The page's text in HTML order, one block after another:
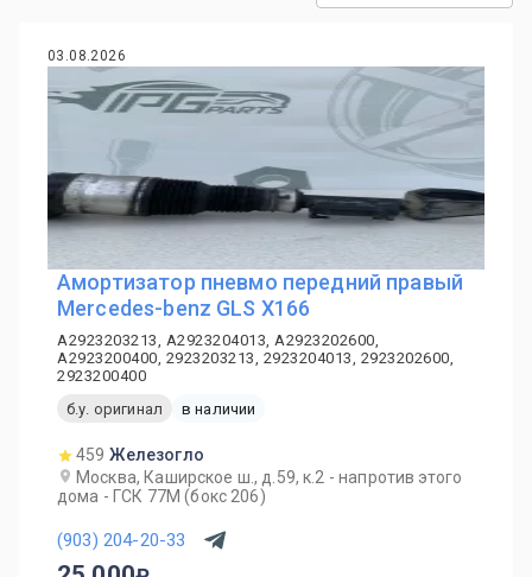
03.08.2026
Амортизатор пневмо передний правый
Mercedes-benz GLS X166
A2923203213, A2923204013, A2923202600,
A2923200400, 2923203213, 2923204013, 2923202600,
2923200400
б.у. оригинал
в наличии
459 Железогло
Москва, Каширское ш., д.59, к.2 - напротив этого
дома - ГСК 77М (бокс 206)
(903) 204-20-33